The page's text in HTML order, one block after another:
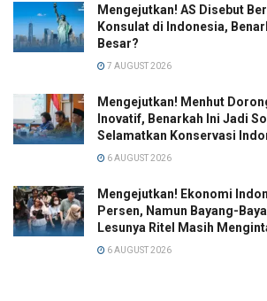
Mengejutkan! AS Disebut
Konsulat di Indonesia,
Besar?
7 AUGUST 2026
Mengejutkan! Menhut
Inovatif, Benarkah Ini Jadi
Selamatkan Konservasi
6 AUGUST 2026
Mengejutkan! Ekonomi
Persen, Namun Bayang-
Lesunya Ritel Masih
6 AUGUST 2026